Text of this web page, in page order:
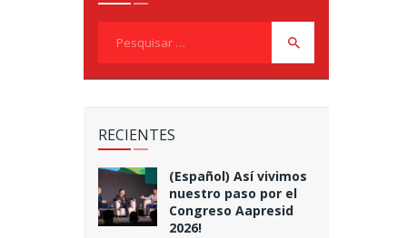
RECIENTES
(Español) Así vivimos
nuestro paso por el
Congreso Aapresid
2026!